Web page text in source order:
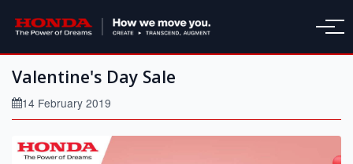
Valentine's Day Sale
14 February 2019